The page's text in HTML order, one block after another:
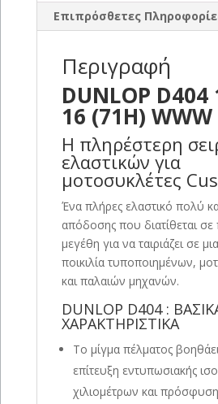
Επιπρόσθετες
Περιγραφή
DUNLOP D404
16 (71H) WWW
Η πληρέστερη
ελαστικών για
μοτοσυκλέτες
Ένα πλήρες ελαστικό πολύ
απόδοσης που διατίθεται
μεγέθη για να ταιριάζει σε
ποικιλία τυποποιημένων,
και παλαιών μηχανών.
DUNLOP D404 :
ΧΑΡΑΚΤΗΡΙΣΤΙΚΑ
Το μίγμα πέλματος
επίτευξη εντυπωσιακής
χιλιομέτρων και